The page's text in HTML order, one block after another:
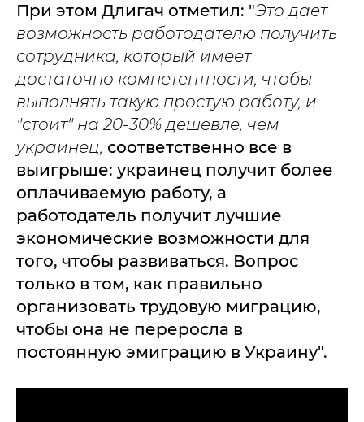
При этом Длигач отметил: "Это дает
возможность работодателю получить
сотрудника, который имеет
достаточно компетентности, чтобы
выполнять такую простую работу, и
"стоит" на 20-30% дешевле, чем
украинец, соответственно все в
выигрыше: украинец получит более
оплачиваемую работу, а
работодатель получит лучшие
экономические возможности для
того, чтобы развиваться. Вопрос
только в том, как правильно
организовать трудовую миграцию,
чтобы она не переросла в
постоянную эмиграцию в Украину".